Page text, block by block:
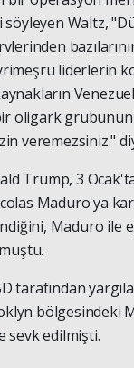
Waltz,
liderlerin
oligark grubunun
veremezsiniz."
Trump, 3
Maduro'ya
Maduro ile
tarafından
bölgesindeki
sevk edilmişti.